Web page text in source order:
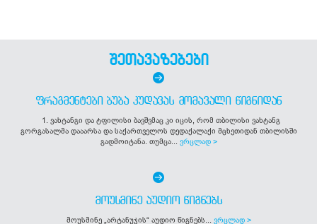
შეთავაზებები
ᲤᲠᲐᲒᲛᲔᲜᲢᲔᲑᲘ ᲑᲣᲑᲐ ᲙᲣᲓᲐᲕᲐᲡ ᲛᲝᲛᲐᲕᲐᲚᲘ ᲬᲘᲒᲜᲘᲓᲐᲜ
1. ვახტანგი და ტფილისი ბავშვმაც კი იცის, რომ თბილისი ვახტანგ
გორგასალმა დააარსა და საქართველოს დედაქალაქი მცხეთიდან თბილისში
გადმოიტანა. თუმცა... ვრცლად >
ᲛᲝᲣᲡᲛᲘᲜᲔ ᲐᲣᲓᲘᲝ ᲬᲘᲒᲜᲔᲑᲡ
მოუსმინე „არტანუჯის“ აუდიო წიგნებს... ვრცლად >